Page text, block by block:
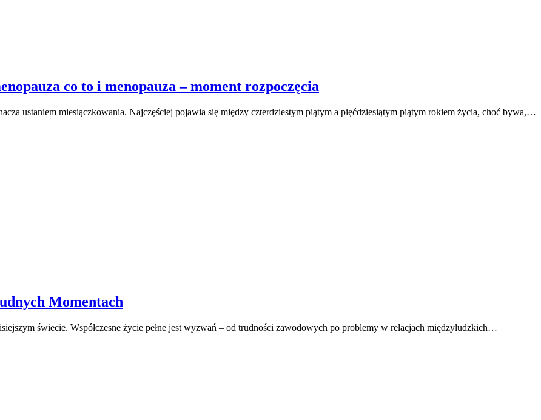
co to i menopauza – moment rozpoczęcia
ustaniem miesiączkowania. Najczęściej pojawia się między czterdziestym piątym a pięćdziesiątym piątym rokiem życia, choć bywa,…
Momentach
świecie. Współczesne życie pełne jest wyzwań – od trudności zawodowych po problemy w relacjach międzyludzkich…